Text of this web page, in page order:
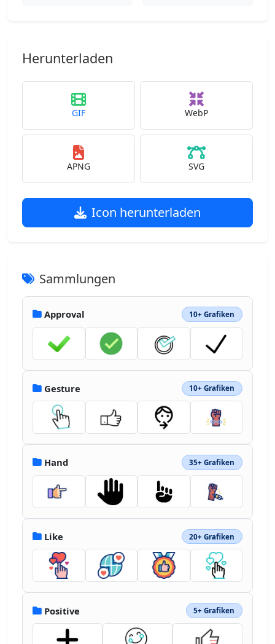
Herunterladen
GIF WebP
APNG SVG
Icon herunterladen
Sammlungen
Approval 10+ Grafiken
Gesture 10+ Grafiken
Hand 35+ Grafiken
Like 20+ Grafiken
Positive 5+ Grafiken